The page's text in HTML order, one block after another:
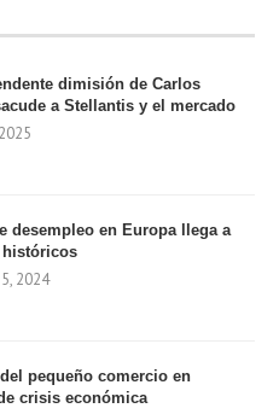
dimisión de Carlos
a Stellantis y el mercado
desempleo en Europa llega a
2024
pequeño comercio en
crisis económica